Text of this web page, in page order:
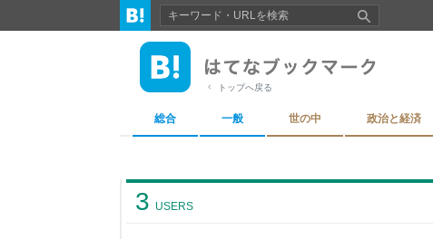
トップへ戻る
総合 一般 世の中 政治と経済
3 USERS